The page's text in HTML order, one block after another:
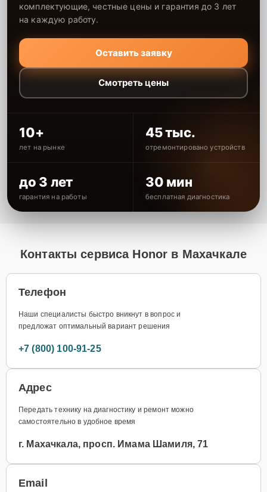
комплектующие, честные цены и гарантия до 3 лет
на каждую работу.
Оставить заявку
Смотреть цены
10+
лет на рынке
45 тыс.
отремонтировано устройств
до 3 лет
гарантия на работы
30 мин
бесплатная диагностика
Контакты сервиса Honor в Махачкале
Телефон
Наши специалисты быстро вникнут в вопрос и
предложат оптимальный вариант решения
+7 (800) 100-91-25
Адрес
Передать технику на диагностику и ремонт можно
самостоятельно в удобное время
г. Махачкала, просп. Имама Шамиля, 71
Email